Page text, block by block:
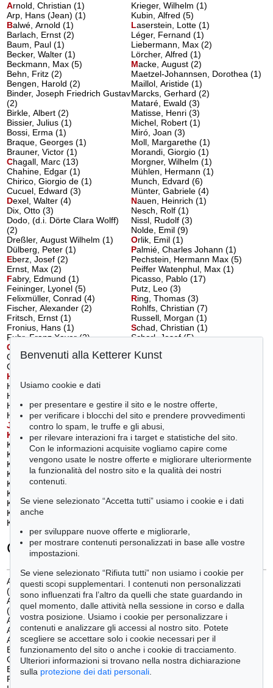
Arnold, Christian(1)
Arp, Hans (Jean) (1)
Balwé, Arnold(1)
Barlach, Ernst (2)
Baum, Paul (1)
Becker, Walter (1)
Beckmann, Max (5)
Behn, Fritz (2)
Bengen, Harold (2)
Binder, Joseph Friedrich Gustav
(2)
Birkle, Albert (2)
Bissier, Julius (1)
Bossi, Erma (1)
Braque, Georges (1)
Brauner, Victor (1)
Chagall, Marc(13)
Chahine, Edgar (1)
Chirico, Giorgio de (1)
Cucuel, Edward (3)
Dexel, Walter(4)
Dix, Otto (3)
Dodo, (d.i. Dörte Clara Wolff)
(2)
Dreßler, August Wilhelm (1)
Dülberg, Peter (1)
Eberz, Josef(2)
Ernst, Max (2)
Fabry, Edmund(1)
Feininger, Lyonel (5)
Felixmüller, Conrad (4)
Fischer, Alexander (2)
Fritsch, Ernst (1)
Fronius, Hans (1)
Fuhr, Franz Xaver (2)
G
Grossberg, Carl (1)
H
Hesse, Hermann (2)
Hohlt, Otto (1)
Hölzel, Adolf (4)
J
awlensky, Alexej von(4)
K
ádár, Béla(2)
Kanoldt, Alexander (1)
Kerkovius, Ida (3)
Kirchner, Ernst Ludwig (19)
Klee, Paul (1)
Kokoschka, Oskar (1)
Krieger, Wilhelm (1)
Kubin, Alfred (5)
Laserstein, Lotte(1)
Léger, Fernand (1)
Liebermann, Max (2)
Lörcher, Alfred (1)
Macke, August(2)
Maetzel-Johannsen, Dorothea (1)
Maillol, Aristide (1)
Marcks, Gerhard (2)
Mataré, Ewald (3)
Matisse, Henri (3)
Michel, Robert (1)
Miró, Joan (3)
Moll, Margarethe (1)
Morandi, Giorgio (1)
Morgner, Wilhelm (1)
Mühlen, Hermann (1)
Munch, Edvard (6)
Münter, Gabriele (4)
Nauen, Heinrich(1)
Nesch, Rolf (1)
Nissl, Rudolf (3)
Nolde, Emil (9)
Orlik, Emil(1)
Palmié, Charles Johann(1)
Pechstein, Hermann Max (5)
Peiffer Watenphul, Max (1)
Picasso, Pablo (17)
Putz, Leo (3)
Ring, Thomas(3)
Rohlfs, Christian (7)
Russell, Morgan (1)
Schad, Christian(1)
Scharl, Josef (5)
Sintenis, Renée (2)
Tanguy, Yves
Tappert, Georg (2)
Trinkaus, Karl Hermann (6)
Weinhold, Kurt(2)
Wildemann, Heinrich (1)
Categorie
Arte figurativa dal 1900 al 1930
(63)
Arte figurativa dal 1940 al 1960
(40)
Arte figurativa dal 1970 a oggi (11)
Astrazione dopo il 45(5)
Astrazione prima del 45(7)
Bauhaus(17)
Costruttivismo(2)
Espressionismo(84)
Fauvismo
Benvenuti alla Ketterer Kunst
Usiamo cookie e dati
per presentare e gestire il sito e le nostre offerte,
per verificare i blocchi del sito e prendere provvedimenti
contro lo spam, le truffe e gli abusi,
per rilevare interazioni fra i target e statistiche del sito.
Con le informazioni acquisite vogliamo capire come
vengono usate le nostre offerte e migliorare ulteriormente
la funzionalità del nostro sito e la qualità dei nostri
contenuti.
Se viene selezionato “Accetta tutti” usiamo i cookie e i dati
anche
per sviluppare nuove offerte e migliorarle,
per mostrare contenuti personalizzati in base alle vostre
impostazioni.
Se viene selezionato “Rifiuta tutti” non usiamo i cookie per
questi scopi supplementari. I contenuti non personalizzati
sono influenzati fra l’altro da quelli che state guardando in
quel momento, dalle attività nella sessione in corso e dalla
vostra posizione. Usiamo i cookie per personalizzare i
contenuti e analizzare gli accessi al nostro sito. Potete
scegliere se accettare solo i cookie necessari per il
funzionamento del sito o anche i cookie di tracciamento.
Ulteriori informazioni si trovano nella nostra dichiarazione
sulla protezione dei dati personali